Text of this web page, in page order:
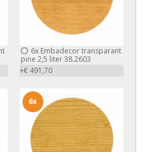
6xEmbadecor transparant
pine 2,5 liter 38.2603
+€ 491,70
6x